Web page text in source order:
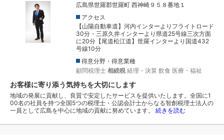
広島県世羅郡世羅町 西神崎９５８番地１
アクセス
【山陽自動車道】河内インターよりフライトロード
30分・三原久井インターより県道25号線三次方面
に20分【尾道松江道】世羅インターより国道432
号線10分
得意分野・得意業種
顧問税理士 相続税 経理・決算 飲食 医療・福祉
お客様に寄り添う気持ちを大切にします
地域の発展に貢献し、良質で安定したサービスを提供いたします。全国に1
00名の社員を持つ全国5つの税理士・公認会計士からなる智創税理士法人の
一員として広島を中心に地域の貢献に努めています。 続きを読む